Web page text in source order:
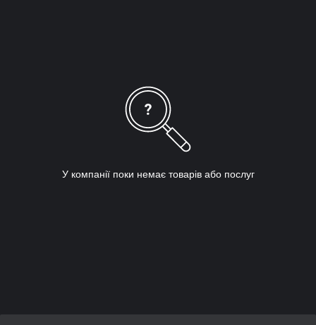
У компанії поки немає товарів або послуг